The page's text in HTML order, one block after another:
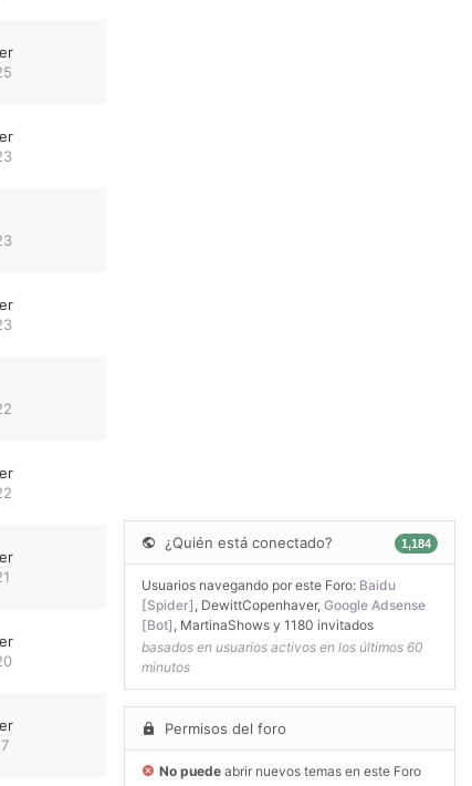
¿Quién está conectado? 1,184
Usuarios navegando por este Foro: Baidu
[Spider] DewittCopenhaver, Google Adsense
[Bot] MartinaShows y 1180 invitados
basados en usuarios activos en los últimos 60
minutos
Permisos del foro
No puede abrir nuevos temas en este Foro